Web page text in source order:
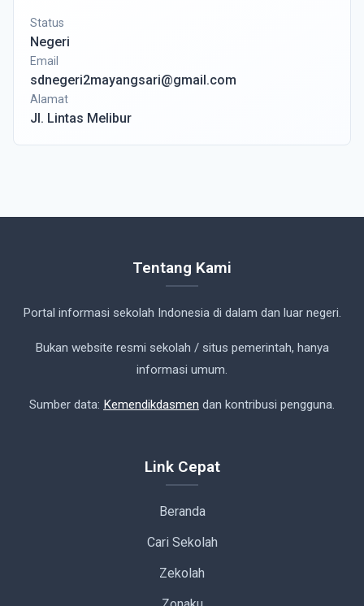
Status
Negeri
Email
sdnegeri2mayangsari@gmail.com
Alamat
Jl. Lintas Melibur
Tentang Kami
Portal informasi sekolah Indonesia di dalam dan luar negeri.
Bukan website resmi sekolah / situs pemerintah, hanya
informasi umum.
Sumber data: Kemendikdasmen dan kontribusi pengguna.
Link Cepat
Beranda
Cari Sekolah
Zekolah